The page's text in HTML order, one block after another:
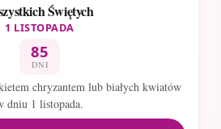
Świętych
1 LISTOPADA
85
DNI
chryzantem lub białych kwiatów
dniu 1 listopada.